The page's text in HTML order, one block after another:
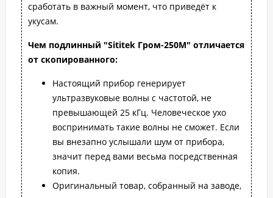
сработать в важный момент, что приведёт к
укусам.
Чем подлинный "Sititek Гром-250М" отличается
от скопированного:
Настоящий прибор генерирует
ультразвуковые волны с частотой, не
превышающей 25 кГц. Человеческое ухо
воспринимать такие волны не сможет. Если
вы внезапно услышали шум от прибора,
значит перед вами весьма посредственная
копия.
Оригинальный товар, собранный на заводе,